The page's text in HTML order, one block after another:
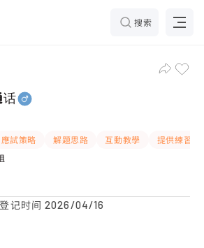
搜索
，尖沙咀 补习推介
應試策略 解題思路 互動教學
提供練習
登记时间2026/04/16